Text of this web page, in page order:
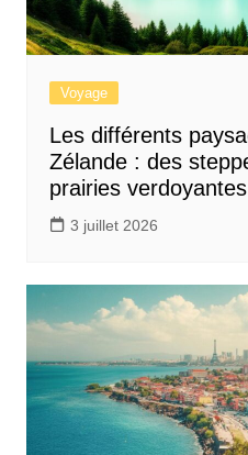
Voyage
Les différents
Zélande : des
prairies verdoyantes
3 juillet 2026